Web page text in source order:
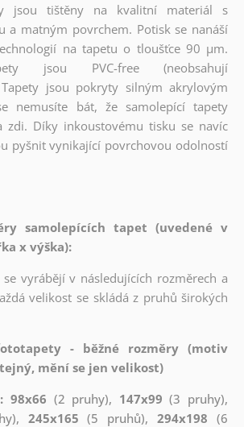
jsou tištěny na kvalitní materiál s
a matným povrchem. Potisk se nanáší
na tapetu o tloušťce 90 µm.
jsou PVC-free (neobsahují
jsou pokryty silným akrylovým
nemusíte bát, že samolepící tapety
zdi. Díky inkoustovému tisku se navíc
pyšnit vynikající povrchovou odolností
samolepících tapet (uvedené v
x výška):
vyrábějí v následujících rozměrech a
velikost se skládá z pruhů širokých
- běžné rozměry (motiv
mění se jen velikost)
98x66 (2 pruhy), 147x99 (3 pruhy),
245x165 (5 pruhů),294x198 (6